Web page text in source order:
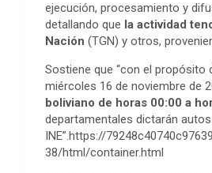
ejecución, procesamiento y
detallando que la actividad
Nación (TGN) y otros,
Sostiene que “con el propósito
miércoles 16 de noviembre de
boliviano de horas 00:00 a
departamentales dictarán
INE”.https://
38/html/container.html